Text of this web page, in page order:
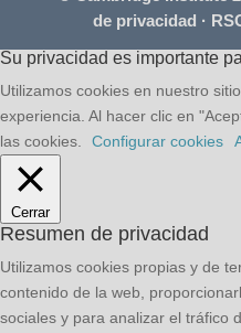
de privacidad ·
Su privacidad es importante
Utilizamos cookies en nuestro
experiencia. Al hacer clic en
las cookies.
Configurar cookies
Cerrar
Resumen de privacidad
Utilizamos cookies propias y de
contenido de la web,
sociales y para analizar el tráfico